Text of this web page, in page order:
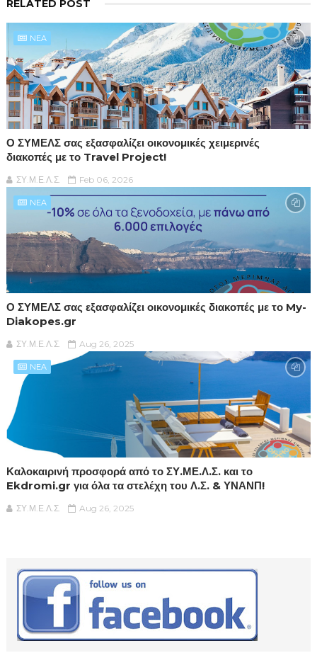
RELATED POST
NEA
Ο ΣΥΜΕΛΣ σας εξασφαλίζει οικονομικές χειμερινές
διακοπές με το Travel Project!
ΣΥ.Μ.Ε.Λ.Σ. Feb 06, 2026
NEA
Ο ΣΥΜΕΛΣ σας εξασφαλίζει οικονομικές διακοπές με το My-
Diakopes.gr
ΣΥ.Μ.Ε.Λ.Σ. Aug 26, 2025
NEA
Καλοκαιρινή προσφορά από το ΣΥ.ΜΕ.Λ.Σ. και το
Ekdromi.gr για όλα τα στελέχη του Λ.Σ. & ΥΝΑΝΠ!
ΣΥ.Μ.Ε.Λ.Σ. Aug 26, 2025